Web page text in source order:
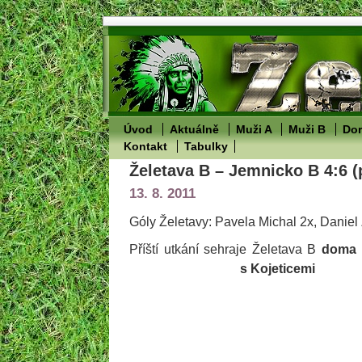
Úvod Aktuálně Muži A Muži B
Kontakt
Tabulky
Želetava B – Jemnicko B 4:6
13. 8. 2011
Góly Želetavy: Pavela Michal 2x,
Příští utkání sehraje Želetava B doma
s Kojeticemi